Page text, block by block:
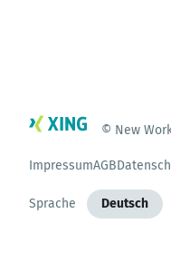
© New
ImpressumAGB
Sprache Deutsch